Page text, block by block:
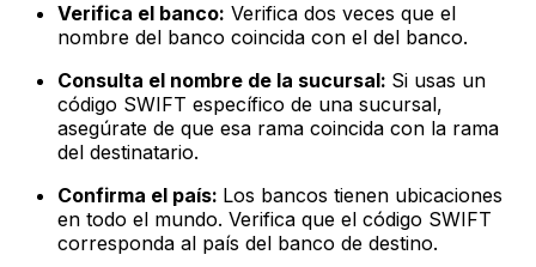
Verifica el banco: Verifica dos veces que el
nombre del banco coincida con el del banco.
Consulta el nombre de la sucursal: Si usas un
código SWIFT específico de una sucursal,
asegúrate de que esa rama coincida con la rama
del destinatario.
Confirma el país: Los bancos tienen ubicaciones
en todo el mundo. Verifica que el código SWIFT
corresponda al país del banco de destino.